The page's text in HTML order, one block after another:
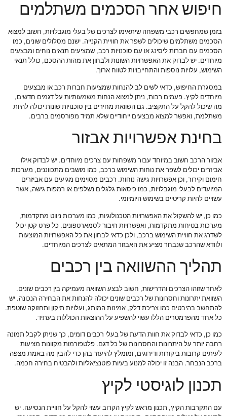
חיפוש אחר הסכמים משתלמים
בזמן שמחפשים רכבי משפחה שיתאימו לצרכים של בעלי מוגבלויות, חשוב למצוא
הסכמים משתלמים שיכולים לשפר את חוויית הקנייה. ישנם מסלולים שונים, כמו
הסכמים עם חברות ליסינג או עם סוכנויות רכב, שמציעים תנאים נוחים ומבצעים
מיוחדים. יש לבדוק את האפשרויות השונות ולבחון את מהות ההסכם, כולל תנאי
השימוש, עלויות נוספות והתחייבויות לטווח ארוך.
במסגרת החיפוש, כדאי לשים לב להנחות שמציעות חברות רכב או מבצעים
מיוחדים לקיץ. פעמים רבות, ניתן למצוא הנחות משמעותיות על דגמים חדשים,
מה שיכול להקל על התקציב. גם השוואת מחירים בין סוכנויות שונות יכולה להיות
משתלמת, ואפשר למצוא מבצעים ייחודיים שלא תמיד מפורסמים ברבים.
בחינת אפשרויות אבזור
אבזור הרכב חשוב במיוחד עבור משפחות עם צרכים מיוחדים. יש לבדוק אילו
אביזרים יכולים לשפר את נוחות השימוש ברכב, כמו מושבים מתכווננים, מערכות
חימום וקירור, וכן אפשרויות גישה נוחות. רכבים מסוימים מגיעים עם אביזרים
המיועדים לבעלי מוגבלויות, כמו כיסאות גלגלים נשלפים או רמפות גישה, אשר
עשויים להיות קריטיים בשימוש היומיומי.
כמו כן, יש להשקול את האפשרויות הטכנולוגיות, כמו מערכות ניווט מתקדמות,
מערכות בטיחות מתקדמות, ואפשרויות חיבור לסמארטפונים. כל פרט קטן יכול
לשדרג את חוויית השימוש ברכב, ולכן כדאי לבחון את כל האפשרויות המוצעות
ולוודא שהרכב שנבחר מציע את האבזור המתאים לצרכים המיוחדים.
תהליך ההשוואה בין רכבים
לאחר שזוהו הצרכים והדרישות, חשוב לבצע השוואה מעמיקה בין רכבים שונים.
השוואת יתרונות וחסרונות של רכבים שונים יכולה להנחות את הבחירה הנכונה. יש
להתחשב בהיבטים כמו צריכת דלק, אמינות המותג, ועלויות תיקון ותחזוקה שוטפת.
כל אחד מהפרמטרים הללו עשוי להשפיע על ההוצאות הכוללות בעתיד.
כמו כן, כדאי לבדוק את חוות הדעת של בעלי רכבים דומים, כך שניתן לקבל תמונה
רחבה יותר על היתרונות והחסרונות של כל דגם. פלטפורמות מקוונות מציעות
לעיתים קרובות ביקורות ודירוגים, ומומלץ להיעזר בהן כדי להבין מה באמת מצפה
ברכב הנבחר. הבנה זו יכולה למנוע בעיות פוטנציאליות ולהבטיח בחירה חכמה.
תכנון לוגיסטי לקיץ
עם התקרבות הקיץ, תכנון מראש לקיץ הקרוב עשוי להקל על חוויית הנסיעה. יש